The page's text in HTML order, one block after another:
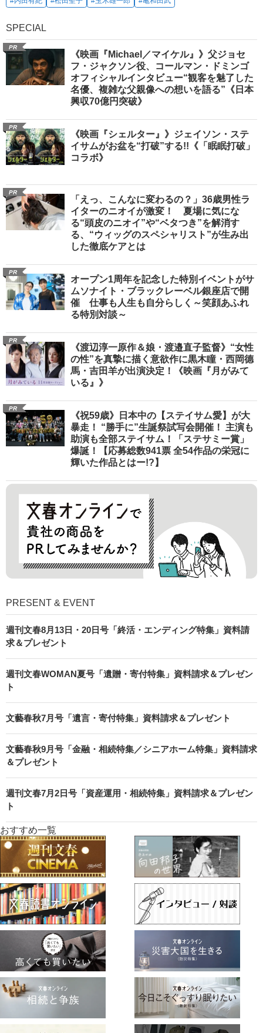
SPECIAL
PR
《映画『Michael／マイケル』》父ジョセ
フ・ジャクソン役、コールマン・ドミンゴ
オフィシャルインタビュー“観客を魅了した
名優、複雑な父親像への想いを語る”《日本
興収70億円突破》
PR
《映画『シェルター』》ジェイソン・ステ
イサムがお盆を“打破”する!!《「眠眠打破」
コラボ》
PR
「えっ、こんなに変わるの？」36歳男性ラ
イターのニオイが激変！ 夏場に気にな
る“頭皮のニオイ”や“ベタつき”を解消す
る、“ウィッグのスペシャリスト”が生み出
した徹底ケアとは
PR
オープン1周年を記念した特別イベントがサ
ムソナイト・ブラックレーベル銀座店で開
催 仕事も人生も自分らしく～笑顔あふれ
る特別対談～
PR
《渡辺淳一原作＆娘・渡邉直子監督》“女性
の性”を真摯に描く意欲作に黒木瞳・西岡德
馬・吉田羊が出演決定！《映画『月がみて
いる』》
PR
《祝59歳》日本中の【ステイサム愛】が大
暴走！ “勝手に”生誕祭試写会開催！ 主演も
助演も全部ステイサム！「ステサミー賞」
爆誕！【応募総数941票 全54作品の栄冠に
輝いた作品とはー!?】
PRESENT & EVENT
週刊文春8月13日・20日号「終活・エンディング特集」資料請
求＆プレゼント
週刊文春WOMAN夏号「遺贈・寄付特集」資料請求＆プレゼン
ト
文藝春秋7月号「遺言・寄付特集」資料請求＆プレゼント
文藝春秋9月号「金融・相続特集／シニアホーム特集」資料請求
＆プレゼント
週刊文春7月2日号「資産運用・相続特集」資料請求＆プレゼン
ト
おすすめ一覧